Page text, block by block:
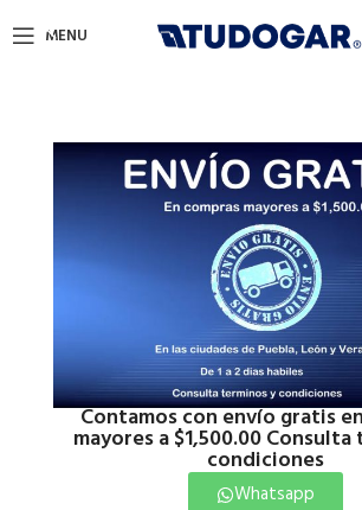
Contamos con envío gratis
mayores a $1,500.00
condiciones
Whatsapp
MENU